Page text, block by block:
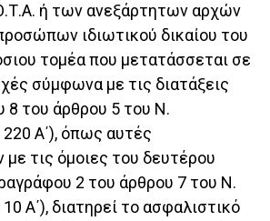
ή των ανεξάρτητων αρχών
ιδιωτικού δικαίου του
τομέα που μετατάσσεται σε
σύμφωνα με τις διατάξεις
8 του άρθρου 5 του Ν.
Α΄), όπως αυτές
τις όμοιες του δευτέρου
2 του άρθρου 7 του Ν.
Α΄), διατηρεί το ασφαλιστικό